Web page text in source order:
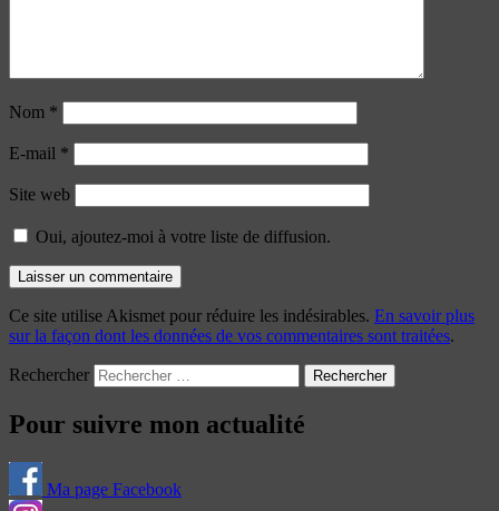
Nom *
E-mail *
Site web
Oui, ajoutez-moi à votre liste de diffusion.
Ce site utilise Akismet pour réduire les indésirables. En savoir plus
sur la façon dont les données de vos commentaires sont traitées.
Rechercher
Pour suivre mon actualité
Ma page Facebook